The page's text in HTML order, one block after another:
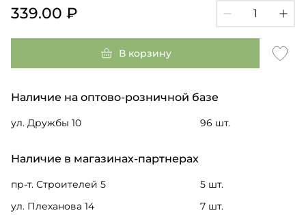
339.00 ₽
В корзину
Наличие на оптово-розничной базе
ул. Дружбы 10 96 шт.
Наличие в магазинах-партнерах
пр-т. Строителей 5
5 шт.
ул. Плеханова 14
7 шт.